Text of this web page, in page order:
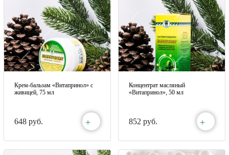
Крем-бальзам «Витапринол» с
живицей, 75 мл
648 руб. +
Концентрат масляный
«Витапринол», 50 мл
852 руб. +